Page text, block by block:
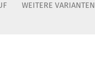
WEITERE VARIANTEN